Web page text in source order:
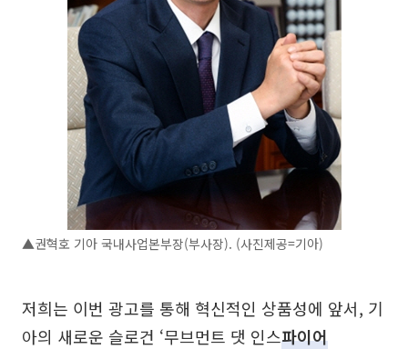
▲권혁호 기아 국내사업본부장(부사장). (사진제공=기아)
저희는 이번 광고를 통해 혁신적인 상품성에 앞서, 기
아의 새로운 슬로건 ‘무브먼트 댓 인스파이어